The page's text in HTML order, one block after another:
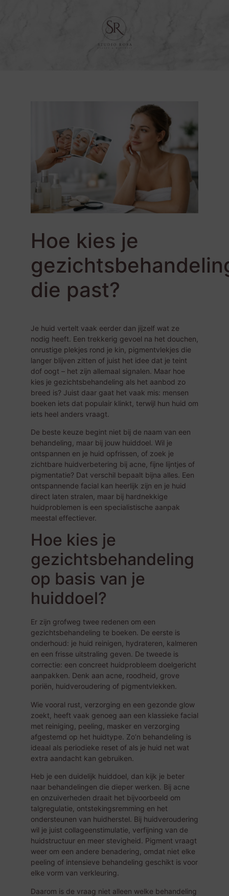
Hoe kies je
die past?
Je huid vertelt vaak eerder dan jijzelf wat ze
nodig heeft. Een trekkerig gevoel na het douchen,
onrustige plekjes rond je kin, pigmentvlekjes die
langer blijven zitten of juist het idee dat je teint
dof oogt – het zijn allemaal signalen. Maar hoe
kies je gezichtsbehandeling als het aanbod zo
breed is? Juist daar gaat het vaak mis: mensen
boeken iets dat populair klinkt, terwijl hun huid om
iets heel anders vraagt.
De beste keuze begint niet bij de naam van een
behandeling, maar bij jouw huiddoel. Wil je
ontspannen en je huid opfrissen, of zoek je
zichtbare huidverbetering bij acne, fijne lijntjes of
pigmentatie? Dat verschil bepaalt bijna alles. Een
ontspannende facial kan heerlijk zijn en je huid
direct laten stralen, maar bij hardnekkige
huidproblemen is een specialistische aanpak
meestal effectiever.
Hoe kies je
gezichtsbehandeling
op basis van je
huiddoel?
Er zijn grofweg twee redenen om een
gezichtsbehandeling te boeken. De eerste is
onderhoud: je huid reinigen, hydrateren, kalmeren
en een frisse uitstraling geven. De tweede is
correctie: een concreet huidprobleem doelgericht
aanpakken. Denk aan acne, roodheid, grove
poriën, huidveroudering of pigmentvlekken.
Wie vooral rust, verzorging en een gezonde glow
zoekt, heeft vaak genoeg aan een klassieke facial
met reiniging, peeling, masker en verzorging
afgestemd op het huidtype. Zo’n behandeling is
ideaal als periodieke reset of als je huid net wat
extra aandacht kan gebruiken.
Heb je een duidelijk huiddoel, dan kijk je beter
naar behandelingen die dieper werken. Bij acne
en onzuiverheden draait het bijvoorbeeld om
talgregulatie, ontstekingsremming en het
ondersteunen van huidherstel. Bij huidveroudering
wil je juist collageenstimulatie, verfijning van de
huidstructuur en meer stevigheid. Pigment vraagt
weer om een andere benadering, omdat niet elke
peeling of intensieve behandeling geschikt is voor
elke vorm van verkleuring.
Daarom is de vraag niet alleen welke behandeling